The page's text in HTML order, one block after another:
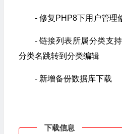
- 修复PHP8下用户管理
- 链接列表所属分类支
分类名跳转到分类编辑
- 新增备份数据库下载
下载信息